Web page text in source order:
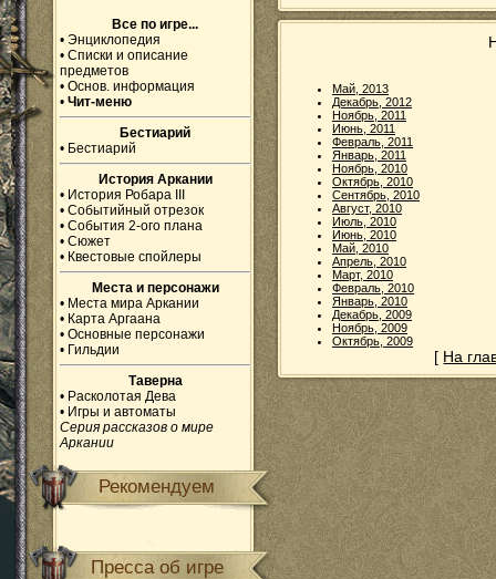
Все по игре...
• Энциклопедия
• Списки и описание
предметов
• Основ. информация
• Чит-меню
Бестиарий
• Бестиарий
История Аркании
• История Робара III
• Событийный отрезок
• События 2-ого плана
• Сюжет
• Квестовые спойлеры
Места и персонажи
• Места мира Аркании
• Карта Аргаана
• Основные персонажи
• Гильдии
Таверна
• Расколотая Дева
• Игры и автоматы
Серия рассказов о мире
Аркании
Рекомендуем
Пресса об игре
Май, 2013
Декабрь, 2012
Ноябрь, 2011
Июнь, 2011
Февраль, 2011
Январь, 2011
Ноябрь, 2010
Октябрь, 2010
Сентябрь, 2010
Август, 2010
Июль, 2010
Июнь, 2010
Май, 2010
Апрель, 2010
Март, 2010
Февраль, 2010
Январь, 2010
Декабрь, 2009
Ноябрь, 2009
Октябрь, 2009
[ На